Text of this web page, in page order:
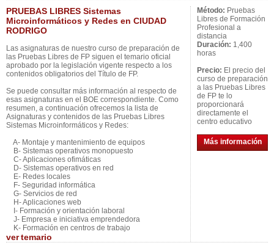
PRUEBAS LIBRES Sistemas
Microinformáticos y Redes en CIUDAD
RODRIGO
Las asignaturas de nuestro curso de preparación de
las Pruebas Libres de FP siguen el temario oficial
aprobado por la legislación vigente respecto a los
contenidos obligatorios del Título de FP.
Se puede consultar más información al respecto de
esas asignaturas en el BOE correspondiente. Como
resumen, a continuación ofrecemos la lista de
Asignaturas y contenidos de las Pruebas Libres
Sistemas Microinformáticos y Redes:
A- Montaje y mantenimiento de equipos
B- Sistemas operativos monopuesto
C- Aplicaciones ofimáticas
D- Sistemas operativos en red
E- Redes locales
F- Seguridad informática
G- Servicios de red
H- Aplicaciones web
I- Formación y orientación laboral
J- Empresa e iniciativa emprendedora
K- Formación en centros de trabajo
vertemario
Método: Pruebas
Libres de Formación
Profesional a
distancia
Duración: 1,400
horas
Precio: El precio del
curso de preparación
a las Pruebas Libres
de FP te lo
proporcionará
directamente el
centro educativo
Más información